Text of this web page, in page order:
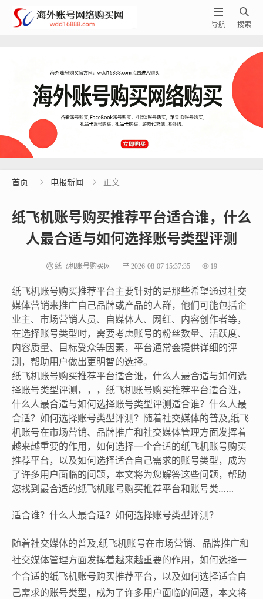

搜索

导航
首页  电报新闻  正文
纸飞机账号购买推荐平台适合谁，什么
人最合适与如何选择账号类型评测
纸飞机账号购买网 2026-08-07 15:37:35 19
纸飞机账号购买推荐平台主要针对的是那些希望通过社交
媒体营销来推广自己品牌或产品的人群，他们可能包括企
业主、市场营销人员、自媒体人、网红、内容创作者等，
在选择账号类型时，需要考虑账号的粉丝数量、活跃度、
内容质量、目标受众等因素，平台通常会提供详细的评
测，帮助用户做出更明智的选择。
纸飞机账号购买推荐平台适合谁，什么人最合适与如何选
择账号类型评测，，，纸飞机账号购买推荐平台适合谁，
什么人最合适与如何选择账号类型评测适合谁？什么人最
合适？如何选择账号类型评测？随着社交媒体的普及,纸飞
机账号在市场营销、品牌推广和社交媒体管理方面发挥着
越来越重要的作用，如何选择一个合适的纸飞机账号购买
推荐平台，以及如何选择适合自己需求的账号类型，成为
了许多用户面临的问题，本文将为您解答这些问题，帮助
您找到最合适的纸飞机账号购买推荐平台和账号类……
适合谁？什么人最合适？如何选择账号类型评测？
随着社交媒体的普及,纸飞机账号在市场营销、品牌推广和
社交媒体管理方面发挥着越来越重要的作用，如何选择一
个合适的纸飞机账号购买推荐平台，以及如何选择适合自
己需求的账号类型，成为了许多用户面临的问题，本文将